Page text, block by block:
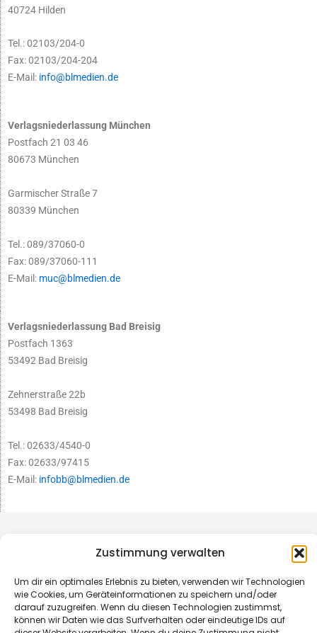
Zustimmung verwalten
Um dir ein optimales Erlebnis zu bieten, verwenden wir Technologien
wie Cookies, um Geräteinformationen zu speichern und/oder
darauf zuzugreifen. Wenn du diesen Technologien zustimmst,
können wir Daten wie das Surfverhalten oder eindeutige IDs auf
40724 Hilden
Tel.: 02103/204-0
Fax: 02103/204-204
E-Mail: info@blmedien.de
Verlagsniederlassung München
Postfach 21 03 46
80673 München
Garmischer Straße 7
80339 München
Tel.: 089/37060-0
Fax: 089/37060-111
E-Mail: muc@blmedien.de
Verlagsniederlassung Bad Breisig
Postfach 1363
53492 Bad Breisig
Zehnerstraße 22b
53498 Bad Breisig
Tel.: 02633/4540-0
Fax: 02633/97415
E-Mail: infobb@blmedien.de